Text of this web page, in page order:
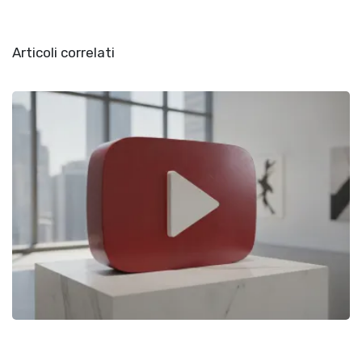
Articoli correlati